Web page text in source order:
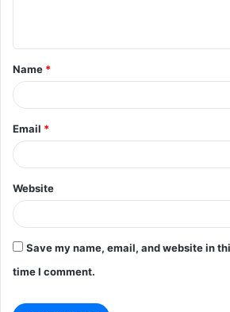
t
*
Name *
Email *
Website
Save my name, email, and website in
time I comment.